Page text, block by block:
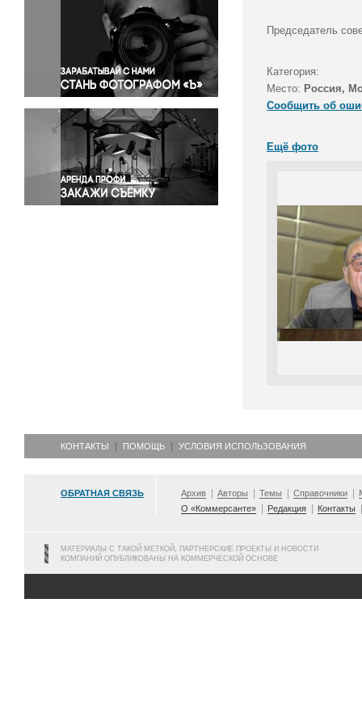
Окружающая среда
Политика
Правосудие
Происшествия и конфликты
Религия
Светская жизнь
Спорт
Экология
Экономика и бизнес
Председатель
Категория:
Место: Россия,
Сообщить об
Ещё фото
КОНТАКТЫ ПОМОЩЬ УСЛОВИЯ ИСПОЛЬЗОВАНИЯ
ОБРАТНАЯ СВЯЗЬ Архив Авторы Темы Справочники
О «Коммерсанте»
Редакция Контакты
МАТЕРИАЛЫ С ТАКОЙ МЕТКОЙ, ПАРТНЕРСКИЕ ПРОЕКТЫ И НОВОСТИ
КОМПАНИЙ ОПУБЛИКОВАНЫ НА КОММЕРЧЕСКОЙ ОСНОВЕ